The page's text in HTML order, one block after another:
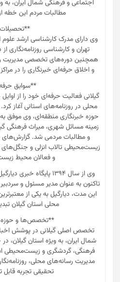
اجتماعی و فرهنگی شمال ایران، به
مطالبات مردم این خطه
وی دارای مدرک کارشناسی ارشد علوم
تهران و کارشناسی روزنامه‌نگاری
همچنین دوره‌های تخصصی مدیریت
و اخلاق حرفه‌ای خبرنگاری را در
**سوابق
گیلانی فعالیت حرفه‌ای خود را از
محلی در روزنامه‌های استانی آغاز
حوزه خبرنگاری منطقه‌ای، وی موفق
زمینه مسائل شهری، میراث فرهنگی
و مطالبات مردمی شد. گزارش‌های
زیست‌محیطی تالاب انزلی و جنگل‌های
و فعالان محیط
وی از سال ۱۳۹۴ پایگاه
تاکنون به عنوان مدیر مسئول و
این مدت، دیارگیل به یکی از
محلی استان گیلان
**تخصص‌ها و
تخصص اصلی گیلانی در پوشش
شمال ایران، به ویژه استان گیلان،
فرهنگی، گردشگری و زیست‌محیطی
مدیریت رسانه‌های محلی،
تحقیقی تجربه قابل